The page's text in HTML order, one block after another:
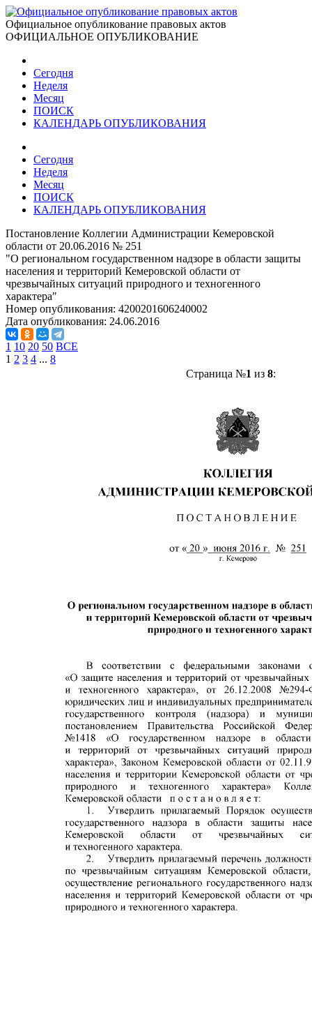
Официальное опубликование правовых актов
ОФИЦИАЛЬНОЕ ОПУБЛИКОВАНИЕ
Сегодня
Неделя
Месяц
ПОИСК
КАЛЕНДАРЬ ОПУБЛИКОВАНИЯ
Сегодня
Неделя
Месяц
ПОИСК
КАЛЕНДАРЬ ОПУБЛИКОВАНИЯ
Постановление Коллегии Администрации Кемеровской
области от 20.06.2016 № 251
"О региональном государственном надзоре в области защиты
населения и территорий Кемеровской области от
чрезвычайных ситуаций природного и техногенного
характера"
Номер опубликования: 4200201606240002
Дата опубликования: 24.06.2016
1 10 20 50 ВСЕ
1 2 3 4 ... 8
Страница №1 из 8: